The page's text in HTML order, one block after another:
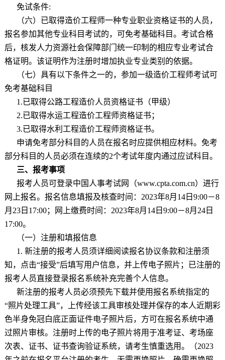
免试条件:
（六）已取得造价工程师一种专业职业资格证书的人员，
报名参加其他专业科目考试的，可免考基础科目。考试合格
后，核发人力资源社会保障部门统一印制的相应专业考试合
格证明。该证明作为注册时增加执业专业类别的依据。
（七）具有以下条件之一的，参加一级造价工程师考试可
免考基础科目
1.已取得公路工程造价人员资格证书（甲级）
2.已取得水运工程造价工程师资格证书；
3.已取得水利工程造价工程师资格证书。
申请免考部分科目的人员在报名时应提供相应材料。免考
部分科目的人员必须在连续的2个考试年度内通过应试科目。
三、报考事项
报考人员可登录中国人事考试网（www.cpta.com.cn）进行
网上报名。报名信息填报及核查时间： 2023年8月 14日 9:00－8
月 23日 17:00；网上缴费时间： 2023年8月 14日 9:00－8月 24日
17:00。
（一）注册和填报信息
1. 新注册的报考人员须详细阅读报名协议条款和注册须
知，点击“接受”后填写用户信息，并上传电子照片；已注册的
报考人员直接登录报名系统补充完善个人信息。
新注册的报考人员必须预先下载并使用报名系统指定的
“照片处理工具”，上传经该工具审核处理并保存的本人近期彩
色半身免冠白底正面证件电子照片后，方可在报名系统中通
过照片审核。注册时上传的电子照片将用于准考证、考场座
次表、证书、证书查询验证系统，请考生慎重选用。（2023